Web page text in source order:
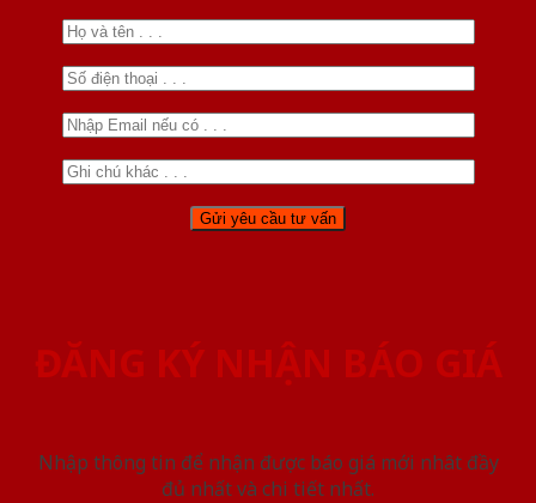
ĐĂNG KÝ NHẬN BÁO GIÁ
Nhập thông tin để nhận được báo giá mới nhât đầy
đủ nhất và chi tiết nhất.